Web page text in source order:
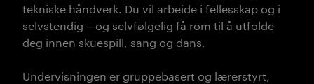
tekniske håndverk. Du vil arbeide i fellesskap og i
selvstendig – og selvfølgelig få rom til å utfolde
deg innen skuespill, sang og dans.
Undervisningen er gruppebasert og lærerstyrt,